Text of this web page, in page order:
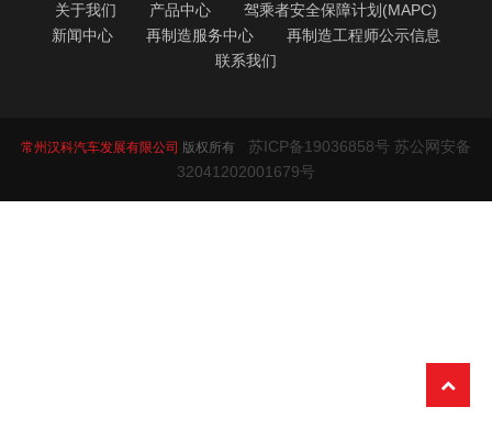
关于我们 产品中心
驾乘者安全保障计划(MAPC)
新闻中心
再制造服务中心
再制造工程师公示信息
联系我们
常州汉科汽车发展有限公司 版权所有 苏ICP备19036858号 苏公网安备
32041202001679号